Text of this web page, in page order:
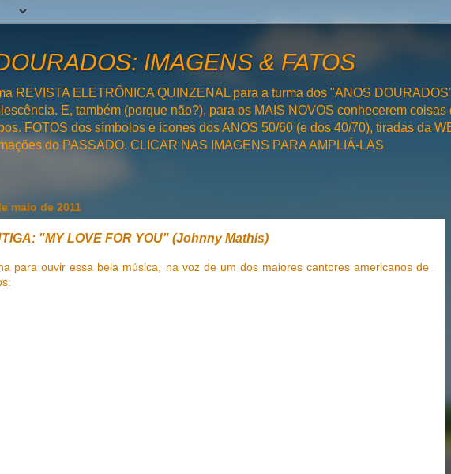
IMAGENS & FATOS
REVISTA ELETRÔNICA QUINZENAL para a turma dos "ANOS
E, também (porque não?), para os MAIS NOVOS conhecerem
FOTOS dos símbolos e ícones dos ANOS 50/60 (e dos 40/70), tiradas da
do PASSADO. CLICAR NAS IMAGENS PARA AMPLIÁ-LAS
maio de 2011
"MY LOVE FOR YOU" (Johnny Mathis)
para ouvir essa bela música, na voz de um dos maiores cantores americanos de